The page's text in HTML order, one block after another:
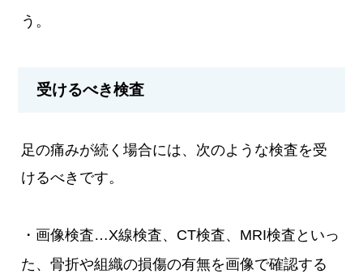
う。
受けるべき検査
足の痛みが続く場合には、次のような検査を受
けるべきです。
・画像検査…X線検査、CT検査、MRI検査といっ
た、骨折や組織の損傷の有無を画像で確認する